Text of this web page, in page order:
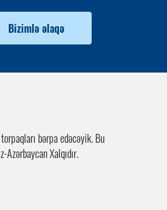
Bizimlə əlaqə
bərpa edəcəyik. Bu
Xalqıdır.